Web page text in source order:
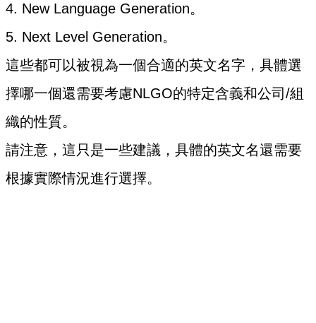
4. New Language Generation。
5. Next Level Generation。
這些都可以被視為一個合適的英文名字，具體選
擇哪一個還需要考慮NLGO的特定含義和公司/組
織的性質。
請注意，這只是一些建議，具體的英文名還需要
根據實際情況進行選擇。